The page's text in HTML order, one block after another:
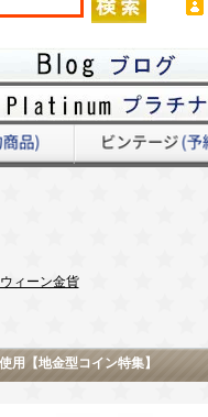
ウィーン金貨
用【地金型コイン特集】